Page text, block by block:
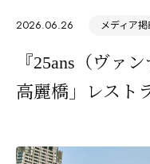
2026.06.26 メディア
『25ans（ヴァ
高麗橋」レスト